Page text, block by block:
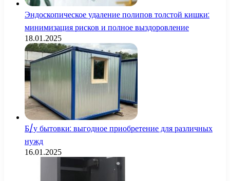
Эндоскопическое удаление полипов толстой кишки:
минимизация рисков и полное выздоровление
18.01.2025
Б/у бытовки: выгодное приобретение для различных
нужд
16.01.2025